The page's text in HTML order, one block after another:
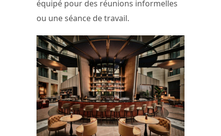
équipé pour des réunions informelles
ou une séance de travail.